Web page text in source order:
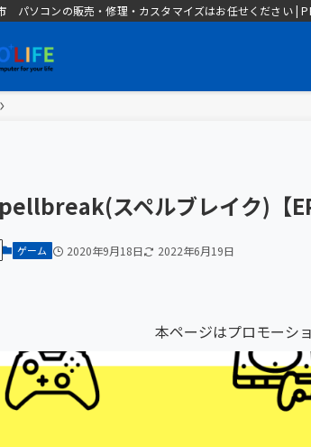
パソコンの販売・修理・カスタマイズはお任せください |
スペルブレイク)【
ゲーム 2020年9月18日 2022年6月19日
本ページはプロモーシ